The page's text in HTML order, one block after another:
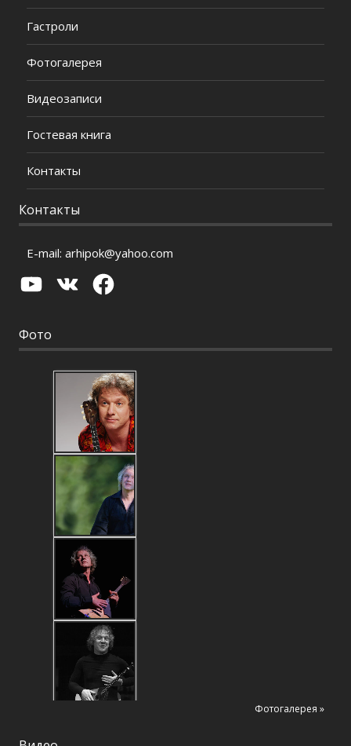
Гастроли
Фотогалерея
Видеозаписи
Гостевая книга
Контакты
Контакты
E-mail:arhipok@yahoo.com
YouTube
VK Facebook
Фото
Фотогалерея »